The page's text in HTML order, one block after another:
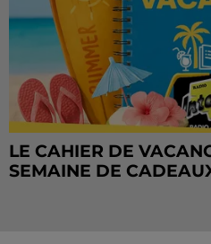
LE CAHIER DE
SEMAINE DE